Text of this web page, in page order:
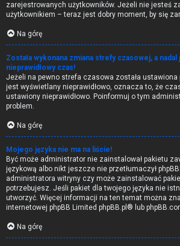
zarejestrowanych użytkowników. Jeżeli nie jesteś
użytkownikiem – teraz jest dobry moment, by się
Na górę
Została wykonana zmiana strefy czasowej, a
nieprawidłowy czas!
Jeżeli na pewno strefa czasowa została ustawiona
jest wyświetlany nieprawidłowo, oznacza to, że
ustawiony nieprawidłowo. Poinformuj o tym
problem.
Na górę
Mojego języka nie ma na liście!
Być może administrator nie zainstalował pakietu
językową albo nikt jeszcze nie przetłumaczył
administratora witryny czy może zainstalować
potrzebujesz. Jeśli pakiet dla twojego języka nie
utworzyć. Więcej informacji na ten temat można
internetowej phpBB Limited phpBB.pl ® lub
Na górę